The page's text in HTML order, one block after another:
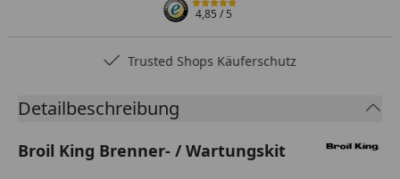
4,85/ 5
Trusted Shops Käuferschutz
Detailbeschreibung
Broil King Brenner- / Wartungskit